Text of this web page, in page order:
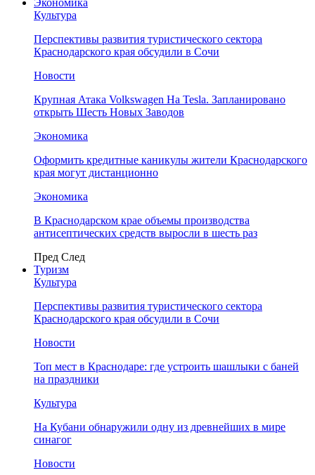
Экономика
Культура
Перспективы развития туристического сектора
Краснодарского края обсудили в Сочи
Новости
Крупная Атака Volkswagen На Tesla. Запланировано
открыть Шесть Новых Заводов
Экономика
Оформить кредитные каникулы жители Краснодарского
края могут дистанционно
Экономика
В Краснодарском крае объемы производства
антисептических средств выросли в шесть раз
Пред След
Туризм
Культура
Перспективы развития туристического сектора
Краснодарского края обсудили в Сочи
Новости
Топ мест в Краснодаре: где устроить шашлыки с баней
на праздники
Культура
На Кубани обнаружили одну из древнейших в мире
синагог
Новости